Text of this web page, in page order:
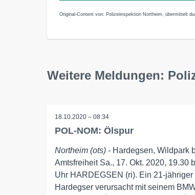
Original-Content von: Polizeiinspektion Northeim, übermittelt
Weitere Meldungen:
18.10.2020 – 08:34
POL-NOM: Ölspur
Northeim (ots) - Hardegsen, Wildpark
Amtsfreiheit Sa., 17. Okt. 2020, 19.30
Uhr HARDEGSEN (ri). Ein 21-jähriger
Hardegser verursacht mit seinem